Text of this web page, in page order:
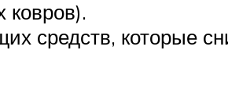
ковров).
средств, которые